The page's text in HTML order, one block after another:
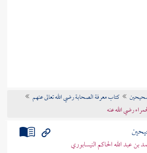
كتاب معرفة الصحابة رضي الله تعالى عنهم
رضي الله عنه
بن عبد الله الحاكم النيسابوري